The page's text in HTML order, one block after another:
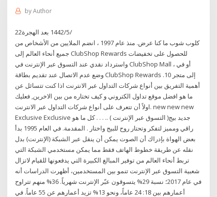
byAuthor
22‏‏/5‏‏/1442 بعد الهجرة
كلوب شوب ما كنا عرض. منذ عام 1997 ، انضم الملايين من الأشخاص من
جميع أنحاء العالم إلى ClubShop Rewards للحصول على تخفيضات
واسترداد نقدي عند التسوق عبر الإنترنت في ClubShop Mall ، أو في
وضع عدم الاتصال عند تقديم بطاقة ClubShop Rewards إلى متجر 10.
أهمية التفريق بين أنواع شركات التداول عبر الانترنت اذا كنت تتسائل عن
ما هو افضل موقع تداول الكتروني و كيف تختاره من بين الاخرين, فعليك
اولاً أن تتعرف على أنواع شركات التداول عبر الانترنت. new new new
Exclusive Exclusive جديد بيج( التسوق عبر الإنترنت ) .. . . . كل ما هو
راقي ومميز لتفكر وتحتار روح للبيج واختار . المقدمة. في العام 1995 بدأ
بعض الهواة بإدراك أن الصوت يمكن أن ينقل عبر الشبكة (الإنترنت) بدل
نقله عن طريقة خطوط الهاتف فقط مما يمكن مستخدمي الشبكة التي
تربط أنحاء العالم من توفير المبالغ الكبيرة التي يدفعونها للقيام لاتزال
شعبية التسوق عبر الإنترنت تنمو بين المستخدمين، أظهرت الدراسات أنه
في عام 2017؛ نسبة 29% يتسوقون عبّر الإنترنت شهرياً. 36% منهم تتراوح
أعمارهم بين 18: 24 عاماً، ونحو 13% تزيد أعمارهم عن 55 عاماً. في